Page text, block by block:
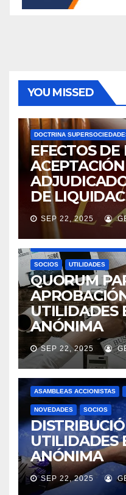
YOU MISSED
DOCTRINA
EFECTOS DE
DE
SEP 22, 2025
ASAMBLEAS ACCIONISTAS
SOCIOS UTILIDADES
QUORUM
UTILIDADES
ANÓNIMA
SEP 22, 2025
ASAMBLEAS ACCIONISTAS
NOVEDADES SOCIOS
UTILIDADES
ANÓNIMA
SEP 22, 2025
ACTAS ASAMBLEAS